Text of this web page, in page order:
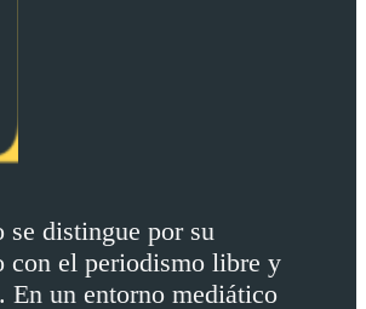
distingue por su
con el periodismo libre y
En un entorno mediático